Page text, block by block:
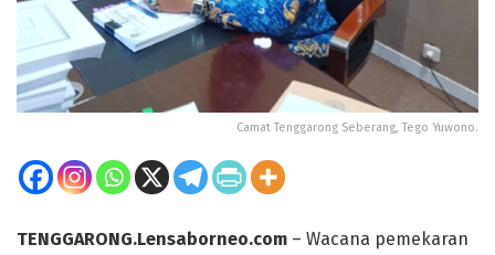
Camat Tenggarong Seberang, Tego Yuwono.
TENGGARONG.Lensaborneo.com – Wacana pemekaran